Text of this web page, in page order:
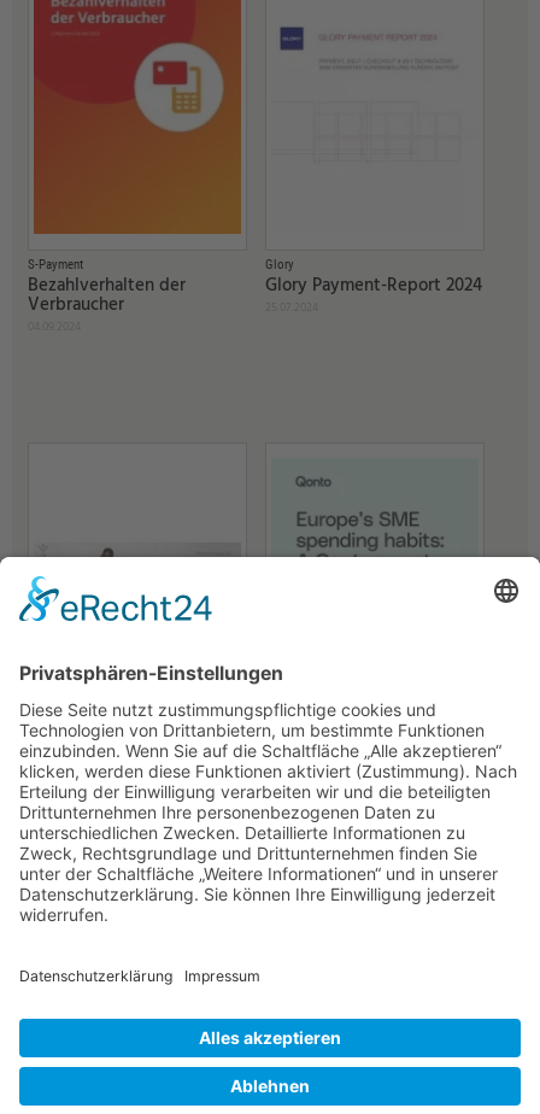
S-Payment
Bezahlverhalten der
Verbraucher
Glory
Glory Payment-Report 2024
Initiative Deutsche Zahlungssysteme
Einkaufs-und
Bezahlverhalten in
Deutschland
14.03.2024
Quonto
Europe's SME Spending
habits 2022-2023
12.07.2023
NACH OBEN
Alle Rechte vorbehalten: Verlagsgruppe Knapp - Richardi -
Verlag für Absatzwirtschaft
Kontakt AGB Nutzungsbedingungen Datenschutz Impressum